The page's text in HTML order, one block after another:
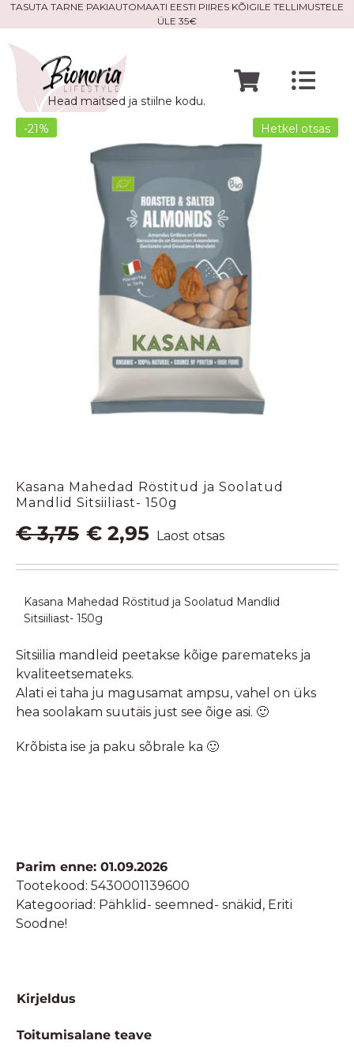
Skip
to
content
TASUTA TARNE PAKIAUTOMAATI EESTI PIIRES KÕIGILE TELLIMUSTELE
ÜLE 35€
Head maitsed ja stiilne kodu.
Avaleht
Hetkel otsas
-21%
Kasana Mahedad Röstitud ja Soolatud
Mandlid Sitsiiliast- 150g
€3,75 Algne
oli:
€ 2,95 Praegune
on:
Laost otsas
Kasana Mahedad Röstitud ja Soolatud Mandlid
Sitsiiliast- 150g
Sitsiilia mandleid peetakse kõige paremateks ja
kvaliteetsemateks.
Alati ei taha ju magusamat ampsu, vahel on üks
hea soolakam suutäis just see õige asi. 🙂
Krõbista ise ja paku sõbrale ka 🙂
Parim enne: 01.09.2026
Tootekood: 5430001139600
Kategooriad: Pähklid- seemned- snäkid , Eriti
Soodne!
Kirjeldus
Toitumisalane teave